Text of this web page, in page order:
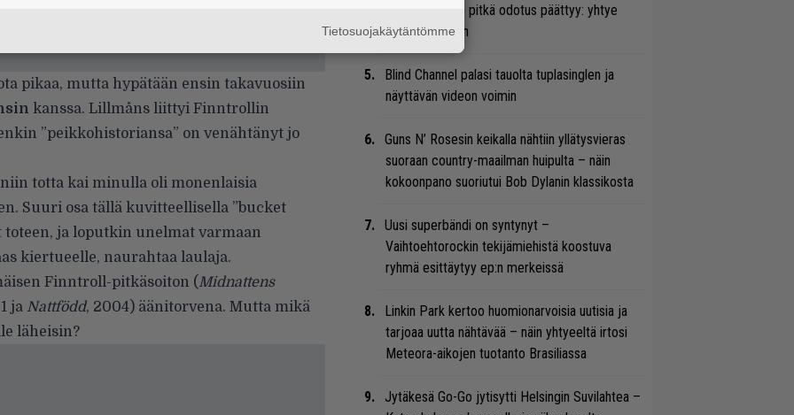
pikaa, mutta hypätään ensin takavuosiin
kanssa. Lillmåns liittyi Finntrollin
”peikkohistoriansa” on venähtänyt jo
totta kai minulla oli monenlaisia
Suuri osa tällä kuvitteellisella ”bucket
ja loputkin unelmat varmaan
kiertueelle, naurahtaa laulaja.
Finntroll-pitkäsoiton (Midnattens
ja Nattfödd, 2004) äänitorvena. Mutta mikä
läheisin?
Weezer-fanien pitkä odotus päättyy: yhtye
tulee Suomeen
Blind Channel palasi tauolta tuplasinglen ja
näyttävän videon voimin
Guns N’ Rosesin keikalla nähtiin yllätysvieras
suoraan country-maailman huipulta – näin
kokoonpano suoriutui Bob Dylanin klassikosta
Uusi superbändi on syntynyt –
Vaihtoehtorockin tekijämiehistä koostuva
ryhmä esittäytyy ep:n merkeissä
Linkin Park kertoo huomionarvoisia uutisia ja
tarjoaa uutta nähtävää – näin yhtyeeltä irtosi
Meteora-aikojen tuotanto Brasiliassa
Jytäkesä Go-Go jytisytti Helsingin Suvilahtea –
Tietosuojakäytäntömme